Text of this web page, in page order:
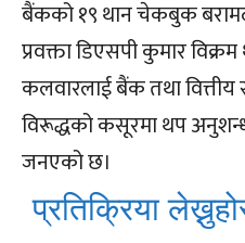
बैंकको १९ थान चेकबुक बरामद
प्रवक्ता डिएसपी कुमार
कलवारलाई बैंक तथा वित्तीय
विरूद्धको कसूरमा थप
जनएको छ।
प्रतिक्रिया